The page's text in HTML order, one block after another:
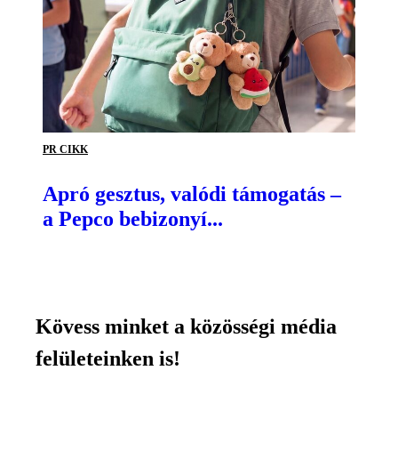
PR CIKK
Apró gesztus, valódi támogatás –
a Pepco bebizonyí...
Kövess minket a közösségi média
felületeinken is!